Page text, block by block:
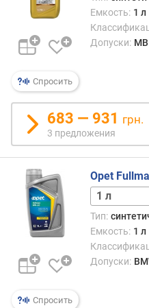
Спросить
Емкость: 1 л
Допуски:
683 — 931 грн.
3 предложения
Спросить
Opet
5 л
Тип:
Емкость: 1 л
Допуски: